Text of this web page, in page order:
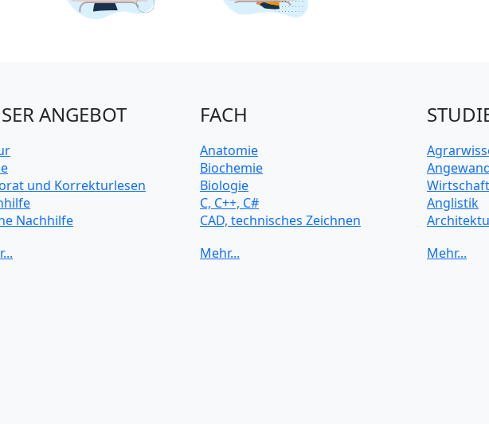
ANGEBOT
und Korrekturlesen
Nachhilfe
FACH
Anatomie
Biochemie
Biologie
C, C++, C#
CAD, technisches Zeichnen
Computerarchitektur
Anglistik